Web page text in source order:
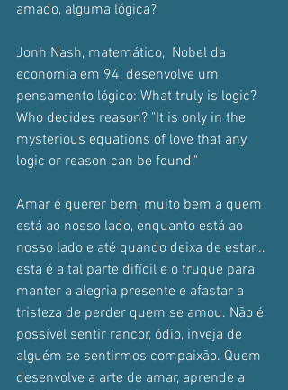
amado, alguma lógica?
Jonh Nash, matemático,  Nobel da
economia em 94, desenvolve um
pensamento lógico: What truly is logic?
Who decides reason? "It is only in the
mysterious equations of love that any
logic or reason can be found."
Amar é querer bem, muito bem a quem
está ao nosso lado, enquanto está ao
nosso lado e até quando deixa de estar...
esta é a tal parte difícil e o truque para
manter a alegria presente e afastar a
tristeza de perder quem se amou. Não é
possível sentir rancor, ódio, inveja de
alguém se sentirmos compaixão. Quem
desenvolve a arte de amar, aprende a